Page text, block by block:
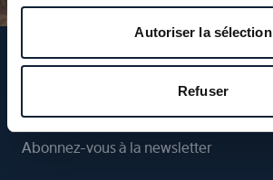
Autoriser la sélection
Refuser
Suivez-nous
Abonnez-vous à la newsletter